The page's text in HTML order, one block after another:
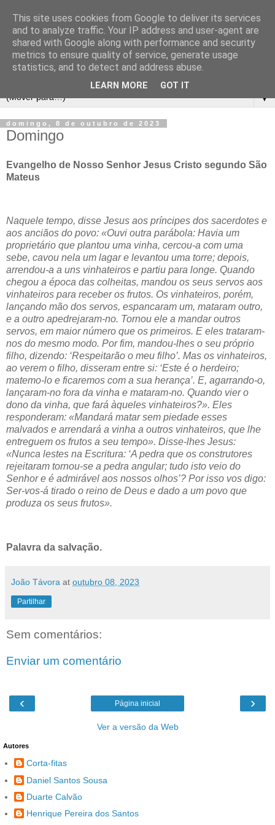
▼
domingo, 8 de outubro de 2023
Domingo
Evangelho de Nosso Senhor Jesus Cristo segundo São
Mateus
Naquele tempo, disse Jesus aos príncipes dos sacerdotes e
aos anciãos do povo: «Ouvi outra parábola: Havia um
proprietário que plantou uma vinha, cercou-a com uma
sebe, cavou nela um lagar e levantou uma torre; depois,
arrendou-a a uns vinhateiros e partiu para longe. Quando
chegou a época das colheitas, mandou os seus servos aos
vinhateiros para receber os frutos. Os vinhateiros, porém,
lançando mão dos servos, espancaram um, mataram outro,
e a outro apedrejaram-no. Tornou ele a mandar outros
servos, em maior número que os primeiros. E eles trataram-
nos do mesmo modo. Por fim, mandou-lhes o seu próprio
filho, dizendo: ‘Respeitarão o meu filho’. Mas os vinhateiros,
ao verem o filho, disseram entre si: ‘Este é o herdeiro;
matemo-lo e ficaremos com a sua herança’. E, agarrando-o,
lançaram-no fora da vinha e mataram-no. Quando vier o
dono da vinha, que fará àqueles vinhateiros?». Eles
responderam: «Mandará matar sem piedade esses
malvados e arrendará a vinha a outros vinhateiros, que lhe
entreguem os frutos a seu tempo». Disse-lhes Jesus:
«Nunca lestes na Escritura: ‘A pedra que os construtores
rejeitaram tornou-se a pedra angular; tudo isto veio do
Senhor e é admirável aos nossos olhos’? Por isso vos digo:
Ser-vos-á tirado o reino de Deus e dado a um povo que
produza os seus frutos».
Palavra da salvação.
João Távora at outubro 08, 2023
Partilhar
Sem comentários:
Enviar um comentário
‹ ›
Página inicial
Ver a versão da Web
Autores
Corta-fitas
Daniel Santos Sousa
Duarte Calvão
Henrique Pereira dos Santos
This site uses cookies from Google to deliver its services
and to analyze traffic. Your IP address and user-agent are
shared with Google along with performance and security
metrics to ensure quality of service, generate usage
statistics, and to detect and address abuse.
LEARN MORE GOT IT